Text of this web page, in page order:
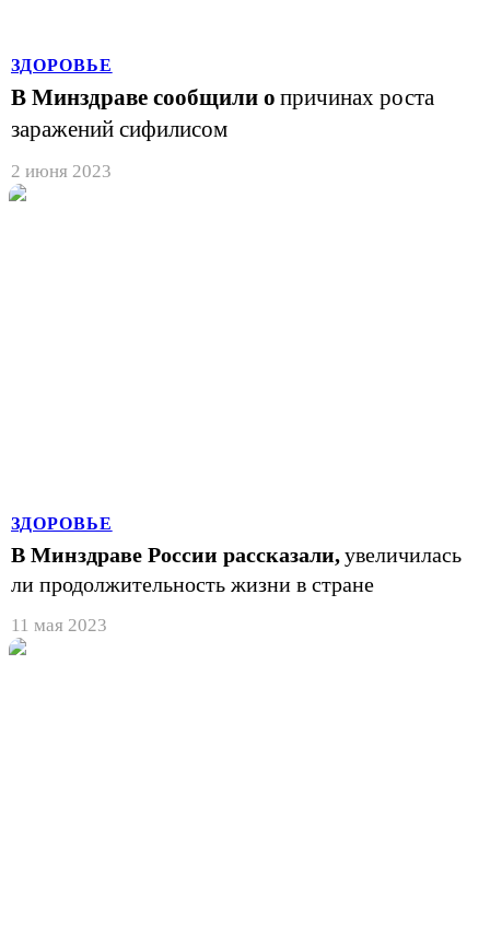
ЗДОРОВЬЕ
В Минздраве сообщили о причинах роста
заражений сифилисом
2 июня 2023
ЗДОРОВЬЕ
В Минздраве России рассказали,увеличилась
ли продолжительность жизни в стране
11 мая 2023